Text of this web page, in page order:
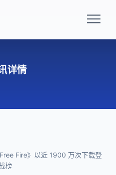
详情
Fire》以近 1900 万次下载登
榜